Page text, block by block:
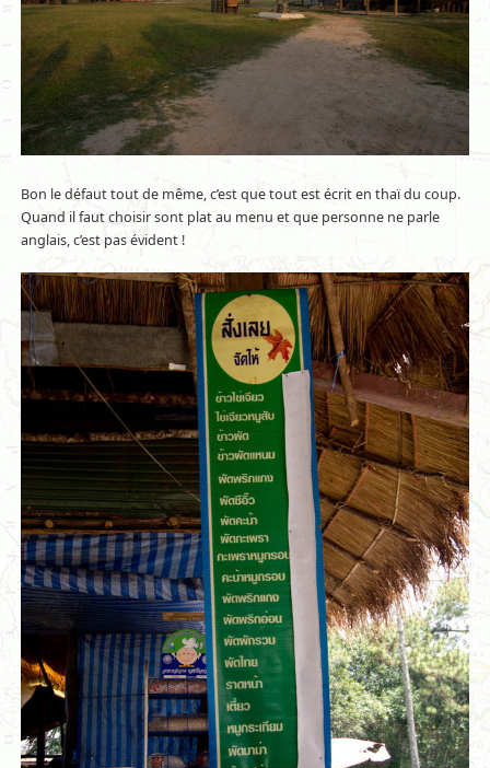
Bon le défaut tout de même, c’est que tout est écrit en thaï du coup.
Quand il faut choisir sont plat au menu et que personne ne parle
anglais, c’est pas évident !